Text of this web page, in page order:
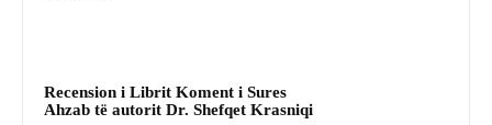
Recension i Librit Koment i Sures
Ahzab të autorit Dr. Shefqet Krasniqi